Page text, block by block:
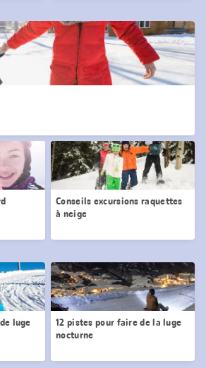
Conseils excursions raquettes
à neige
luge
12 pistes pour faire de la luge
nocturne